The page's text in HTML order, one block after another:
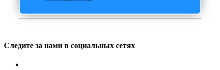
Следите за нами в социальных сетях